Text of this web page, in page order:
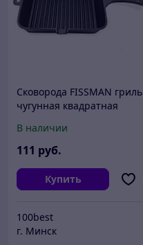
Сковорода FISSMAN гриль
чугунная квадратная
В наличии
111 руб.
Купить
100best
г. Минск